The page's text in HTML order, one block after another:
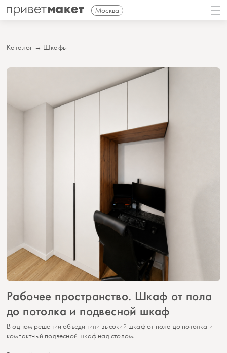
Москва
Каталог → Шкафы
Рабочее пространство. Шкаф от пола
до потолка и подвесной шкаф
В одном решении объединили высокий шкаф от пола до потолка и
компактный подвесной шкаф над столом.